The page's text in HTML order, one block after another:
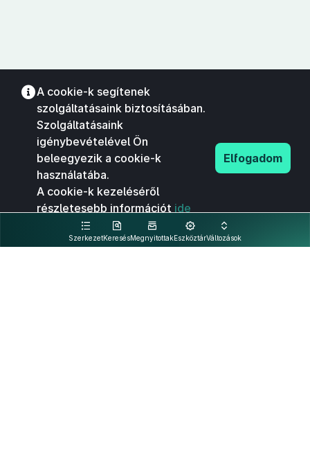
SzerkezetKeresésMegnyitottakEszköztárVáltozások
A cookie-k segítenek
szolgáltatásaink biztosításában.
Szolgáltatásaink
igénybevételével Ön
beleegyezik a cookie-k
használatába.
A cookie-k kezeléséről
részletesebb információt ide
kattintva olvashat.
Elfogadom